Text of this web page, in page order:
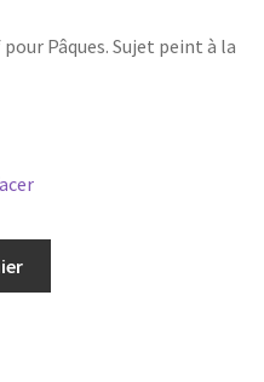
Pâques. Sujet peint à la